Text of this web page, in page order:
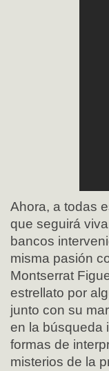
Ahora, a todas
que seguirá
bancos
misma pasión
Montserrat
estrellato por
junto con su
en la búsqueda
formas de
misterios de la